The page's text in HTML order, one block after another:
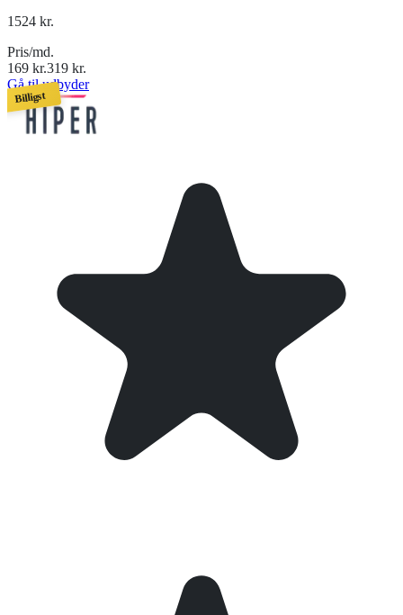
1524 kr.
Pris/md.
169 kr.319 kr.
Gå til udbyder
Billigst